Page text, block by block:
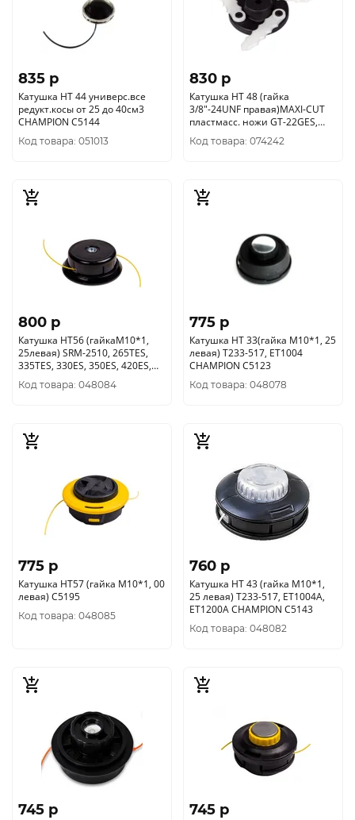
835 p
Катушка HT 44 универс.все
редукт.косы от 25 до 40см3
CHAMPION C5144
Код товара: 051013
830 p
Катушка HT 48 (гайка
3/8"-24UNF правая)MAXI-CUT
пластмасс. ножи GT-22GES,
CHAMPION, C5157
Код товара: 074242
800 p
Катушка HT56 (гайкаМ10*1,
25левая) SRM-2510, 265TES,
335TES, 330ES, 350ES, 420ES,
4605 С5194
Код товара: 048084
775 p
Катушка HT 33(гайка М10*1, 25
левая) Т233-517, ЕТ1004
CHAMPION C5123
Код товара: 048078
775 p
Катушка HT57 (гайка М10*1, 00
левая) С5195
Код товара: 048085
760 p
Катушка HT 43 (гайка М10*1,
25 левая) Т233-517, ЕТ1004А,
ЕТ1200А CHAMPION С5143
Код товара: 048082
745 p 745 p